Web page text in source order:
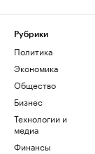
Рубрики
Политика
Экономика
Общество
Бизнес
Технологии и
медиа
Финансы